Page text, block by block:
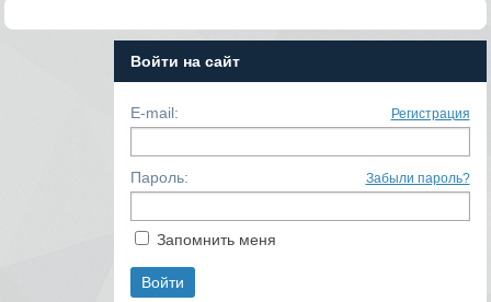
Войти на сайт
E-mail: Регистрация
Пароль: Забыли пароль?
Запомнить меня